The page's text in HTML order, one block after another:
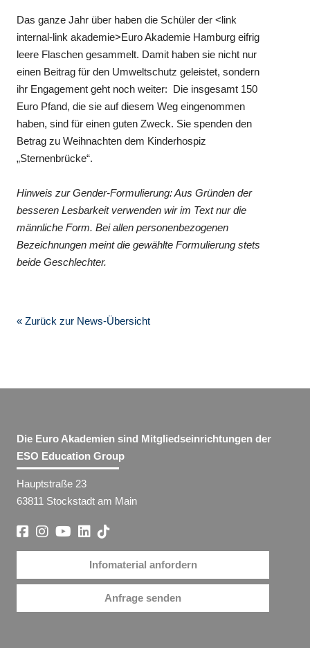
Das ganze Jahr über haben die Schüler der <link
internal-link akademie>Euro Akademie Hamburg eifrig
leere Flaschen gesammelt. Damit haben sie nicht nur
einen Beitrag für den Umweltschutz geleistet, sondern
ihr Engagement geht noch weiter: Die insgesamt 150
Euro Pfand, die sie auf diesem Weg eingenommen
haben, sind für einen guten Zweck. Sie spenden den
Betrag zu Weihnachten dem Kinderhospiz
„Sternenbrücke“.
Hinweis zur Gender-Formulierung: Aus Gründen der
besseren Lesbarkeit verwenden wir im Text nur die
männliche Form. Bei allen personenbezogenen
Bezeichnungen meint die gewählte Formulierung stets
beide Geschlechter.
« Zurück zur News-Übersicht
Die Euro Akademien sind Mitgliedseinrichtungen der
ESO Education Group
Hauptstraße 23
63811 Stockstadt am Main
Infomaterial anfordern
Anfrage senden